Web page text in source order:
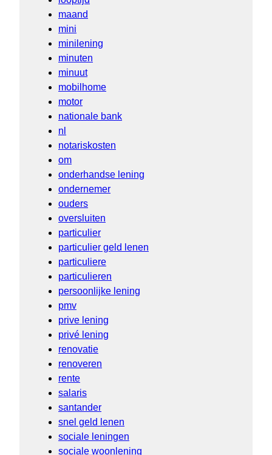
maand
mini
minilening
minuten
minuut
mobilhome
motor
nationale bank
nl
notariskosten
om
onderhandse lening
ondernemer
ouders
oversluiten
particulier
particulier geld lenen
particuliere
particulieren
persoonlijke lening
pmv
prive lening
privé lening
renovatie
renoveren
rente
salaris
santander
snel geld lenen
sociale leningen
sociale woonlening